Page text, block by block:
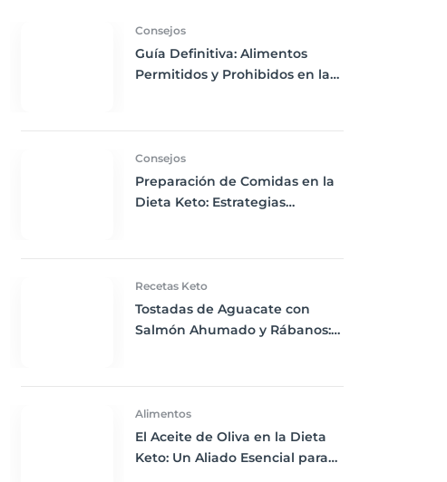
Consejos
Guía Definitiva: Alimentos
Permitidos y Prohibidos en la
Consejos
Preparación de Comidas en la
Dieta Keto: Estrategias
Recetas Keto
Tostadas de Aguacate con
Salmón Ahumado y Rábanos:
Alimentos
El Aceite de Oliva en la Dieta
Keto: Un Aliado Esencial para